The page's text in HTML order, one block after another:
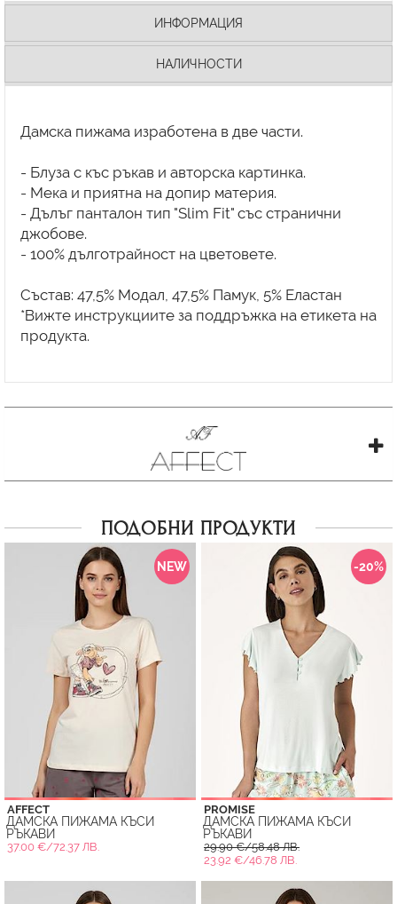
ИНФОРМАЦИЯ
НАЛИЧНОСТИ
Дамска пижама изработена в две части.
- Блуза с къс ръкав и авторска картинка.
- Мека и приятна на допир материя.
- Дълъг панталон тип "Slim Fit" със странични
джобове.
- 100% дълготрайност на цветовете.
Състав: 47,5% Модал, 47,5% Памук, 5% Еластан
*Вижте инструкциите за поддръжка на етикета на
продукта.
ПОДОБНИ ПРОДУКТИ
NEW
AFFECT
ДАМСКА ПИЖАМА КЪСИ
РЪКАВИ
37.00 €/72.37 ЛВ.
-20%
PROMISE
ДАМСКА ПИЖАМА КЪСИ
РЪКАВИ
29.90 €/58.48 ЛВ.
23.92 €/46.78 ЛВ.